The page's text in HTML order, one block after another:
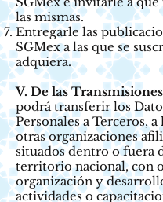
las mismas.
Entregarle las
SGMex a las que se
adquiera.
V. De las
podrá transferir los
Personales a Terceros, a
otras organizaciones
situados dentro o fuera
territorio nacional, con
organización y
actividades o